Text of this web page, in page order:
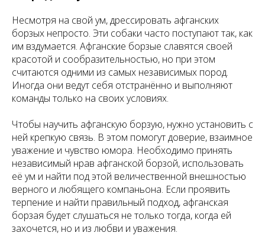
Несмотря на свой ум, дрессировать афганских
борзых непросто. Эти собаки часто поступают так, как
им вздумается. Афганские борзые славятся своей
красотой и сообразительностью, но при этом
считаются одними из самых независимых пород.
Иногда они ведут себя отстранённо и выполняют
команды только на своих условиях.
Чтобы научить афганскую борзую, нужно установить с
ней крепкую связь. В этом помогут доверие, взаимное
уважение и чувство юмора. Необходимо принять
независимый нрав афганской борзой, использовать
её ум и найти под этой величественной внешностью
верного и любящего компаньона. Если проявить
терпение и найти правильный подход, афганская
борзая будет слушаться не только тогда, когда ей
захочется, но и из любви и уважения.